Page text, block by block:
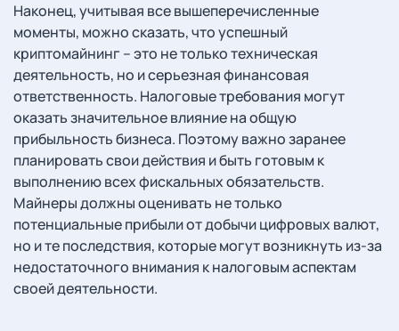
Наконец, учитывая все вышеперечисленные
моменты, можно сказать, что успешный
криптомайнинг – это не только техническая
деятельность, но и серьезная финансовая
ответственность. Налоговые требования могут
оказать значительное влияние на общую
прибыльность бизнеса. Поэтому важно заранее
планировать свои действия и быть готовым к
выполнению всех фискальных обязательств.
Майнеры должны оценивать не только
потенциальные прибыли от добычи цифровых валют,
но и те последствия, которые могут возникнуть из-за
недостаточного внимания к налоговым аспектам
своей деятельности.